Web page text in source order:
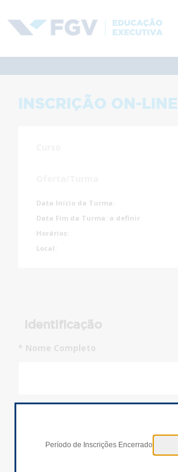
INSCRIÇÃO ON-LINE
Data Início da Turma:
Data Fim da Turma: a definir
Horários:
Local:
Identificação
* Nome Completo
* Documento
Período de Inscrições Encerrado